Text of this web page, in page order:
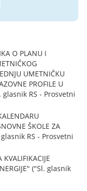
O PLANU I
UMETNIČKU
PROFILE U
glasnik RS - Prosvetni
ŠKOLE ZA
RS - Prosvetni
KVALIFIKACIJE
("Sl. glasnik